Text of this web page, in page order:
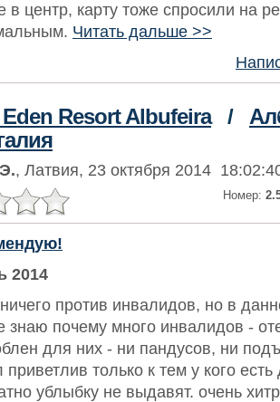
в центр, карту тоже спросили на
Читать дальше >>
Resort Albufeira/
, Латвия, 23 октября 2014
Номер:
2014
против инвалидов, но в
знаю почему много инвалидов -
для них - ни пандусов, ни
приветлив только к тем у кого
ублыбку не выдавят. очень